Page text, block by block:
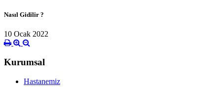
Nasıl Gidilir ?
10 Ocak 2022
Kurumsal
Hastanemiz